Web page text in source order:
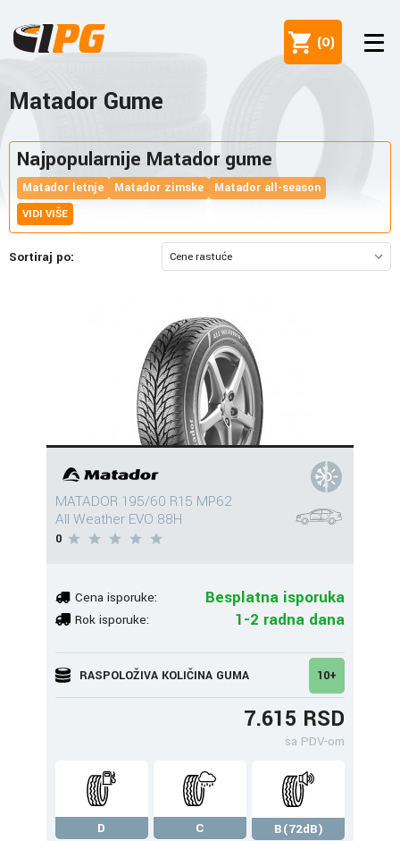
(0)
Matador Gume
Najpopularnije Matador gume
Matador letnje Matador zimske Matador all-season
VIDI VIŠE
Sortiraj po:
MATADOR 195/60 R15 MP62
All Weather EVO 88H
0
Cena isporuke: Besplatna isporuka
Rok isporuke: 1-2 radna dana
RASPOLOŽIVA KOLIČINA GUMA 10+
7.615 RSD
sa PDV-om
D C
B(72dB)